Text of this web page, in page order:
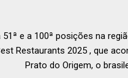
e a 100ª posições na
Restaurants 2025 , que
Origem, o brasileiro